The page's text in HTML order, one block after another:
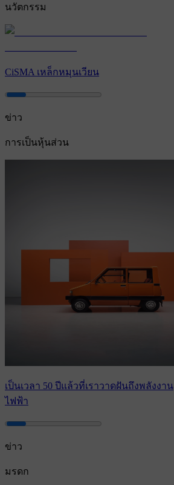
นวัตกรรม
CiSMA เหล็กหมุนเวียน
ข่าว
การเป็นหุ้นส่วน
เป็นเวลา 50 ปีแล้วที่เราวาดฝันถึงพลังงาน
ไฟฟ้า
ข่าว
มรดก